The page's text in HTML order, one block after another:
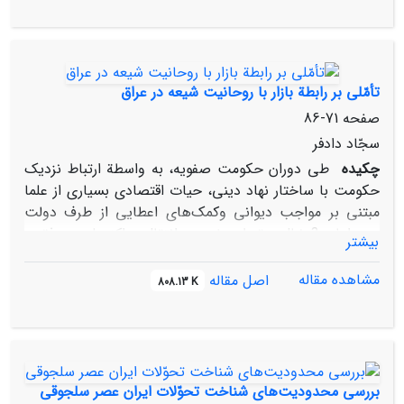
آمده‌بودند، ارائه شده است.
تأمّلی بر رابطة بازار با روحانیت شیعه در عراق
صفحه 71-86
سجّاد دادفر
چکیده طی دوران حکومت صفویه، به ‌واسطة ارتباط نزدیک
حکومت با ساختار نهاد دینی، حیات ‌اقتصادی بسیاری از علما
مبتنی بر مواجب دیوانی وکمک‌های اعطایی از طرف دولت
بود، اما به?دنبال سقوط صفویه و انتقال مراکز علمی و فقهی
شیعه از ایران به عتبات عالیات، از نظر اقتصادی نیز تحوّل
عمده‌ای در منابع مالی روحانیت شیعه ایجاد شد. محرومیت
جدیدی بنا نهند. در این ?میان، ارتباط علما با بازار، امکان
برخورداری از منابع جدید مالی را به آنان اعطانمود. علی‌رغم
بیشتر
مشاهده مقاله
اصل مقاله 808.13 K
بررسی محدودیت‌های شناخت تحوّلات ایران عصر سلجوقی